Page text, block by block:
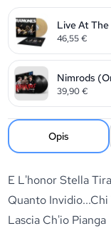
Live At
46,55€
Nimrods
39,90€
Opis
E L'honor Stella
Quanto
Lascia Ch'io Pianga